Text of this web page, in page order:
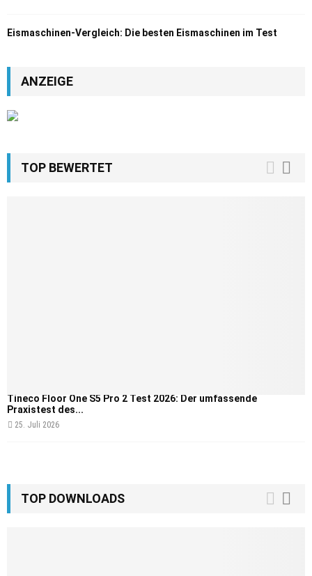
Eismaschinen-Vergleich: Die besten Eismaschinen im Test
ANZEIGE
TOP BEWERTET
Tineco Floor One S5 Pro 2 Test 2026: Der umfassende
Praxistest des...
25. Juli 2026
TOP DOWNLOADS